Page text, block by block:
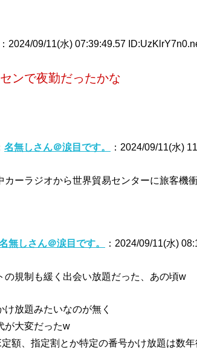
：2024/09/11(水) 07:39:49.57
ンで夜勤だったかな
名無しさん＠涙目です。 ：2024/09/11(水)
カーラジオから世界貿易センターに旅客機
無しさん＠涙目です。 ：2024/09/11(水)
の規制も緩く出会い放題だった、あの頃w
け放題みたいなのが無く
が大変だったw
額、指定割とか特定の番号かけ放題は数